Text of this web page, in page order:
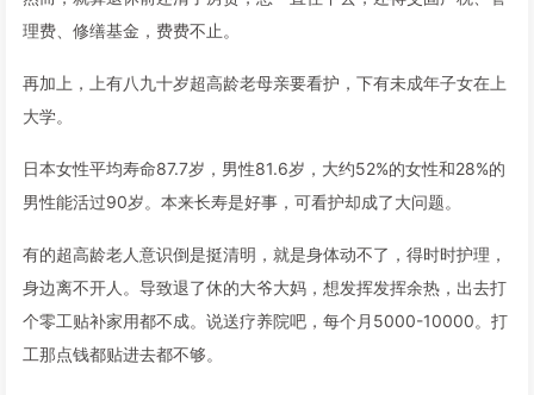
理费、修缮基金，费费不止。
再加上，上有八九十岁超高龄老母亲要看护，下有未成年子女在上
大学。
日本女性平均寿命87.7岁，男性81.6岁，大约52%的女性和28%的
男性能活过90岁。本来长寿是好事，可看护却成了大问题。
有的超高龄老人意识倒是挺清明，就是身体动不了，得时时护理，
身边离不开人。导致退了休的大爷大妈，想发挥发挥余热，出去打
个零工贴补家用都不成。说送疗养院吧，每个月5000-10000。打
工那点钱都贴进去都不够。